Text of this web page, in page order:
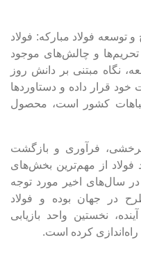
فولاد مبارکه: فولاد
و چالش‌های موجود
نگاه مبتنی بر دانش روز
قرار داده و دستاورد‌ها
کشور است، محصول
فرآوری و بازگشت
فولاد از مهم‌ترین بخش‌های
سال‌های اخیر مورد توجه
در جهان بوده و فولاد
نخستین واحد بازیابی
کرده است.